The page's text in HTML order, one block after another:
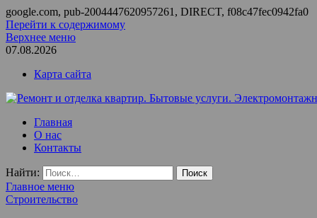
google.com, pub-2004447620957261, DIRECT, f08c47fec0942fa0
Перейти к содержимому
Верхнее меню
07.08.2026
Карта сайта
Ремонт и отделка квартир. Бытовые услуги.
ООО Домус — ремонт квартир, обслуживание и ремонт
Главная
О нас
Контакты
Найти:
Главное меню
Строительство